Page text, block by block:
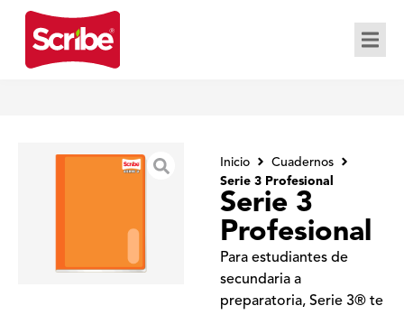
Inicio
Cuadernos
Serie 3 Profesional
Serie 3
Profesional
Para estudiantes de
secundaria a
preparatoria, Serie 3® te